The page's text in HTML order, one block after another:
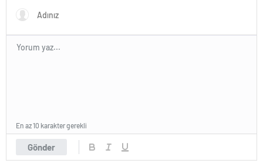
Gönder
En az 10 karakter gerekli